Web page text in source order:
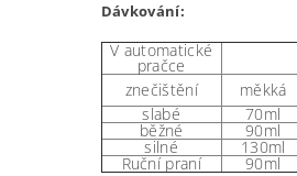
Dávkování:
V automatické
pračce
znečištění
měkká
slabé
70ml
běžné 90ml
silné 130ml
Ruční praní 90ml